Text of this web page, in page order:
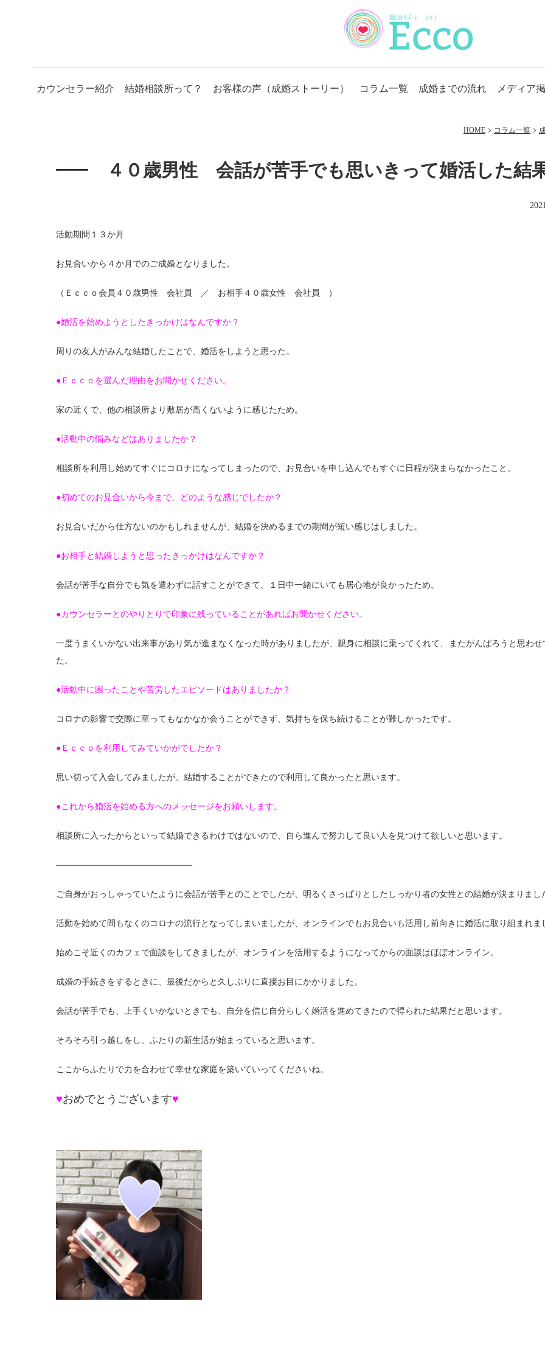
カウンセラー紹介 結婚相談所って？ お客様の声（成婚ストーリー） コラム一覧 成婚までの流れ メディア
HOME コラム一覧
４０歳男性 会話が苦手でも思いきって婚活した結
活動期間１３か月
お見合いから４か月でのご成婚となりました。
（Ｅｃｃｏ会員４０歳男性 会社員 ／ お相手４０歳女性 会社員 ）
●婚活を始めようとしたきっかけはなんですか？
周りの友人がみんな結婚したことで、婚活をしようと思った。
●Ｅｃｃｏを選んだ理由をお聞かせください。
家の近くで、他の相談所より敷居が高くないように感じたため。
●活動中の悩みなどはありましたか？
相談所を利用し始めてすぐにコロナになってしまったので、お見合いを申し込んでもすぐに日程が決まらなかったこと。
●初めてのお見合いから今まで、どのような感じでしたか？
お見合いだから仕方ないのかもしれませんが、結婚を決めるまでの期間が短い感じはしました。
●お相手と結婚しようと思ったきっかけはなんですか？
会話が苦手な自分でも気を遣わずに話すことができて、１日中一緒にいても居心地が良かったため。
●カウンセラーとのやりとりで印象に残っていることがあればお聞かせください。
一度うまくいかない出来事があり気が進まなくなった時がありましたが、親身に相談に乗ってくれて、またがんばろうと思わせ
た。
●活動中に困ったことや苦労したエピソードはありましたか？
コロナの影響で交際に至ってもなかなか会うことができず、気持ちを保ち続けることが難しかったです。
●Ｅｃｃｏを利用してみていかがでしたか？
思い切って入会してみましたが、結婚することができたので利用して良かったと思います。
●これから婚活を始める方へのメッセージをお願いします。
相談所に入ったからといって結婚できるわけではないので、自ら進んで努力して良い人を見つけて欲しいと思います。
————————————————
ご自身がおっしゃっていたように会話が苦手とのことでしたが、明るくさっぱりとしたしっかり者の女性との結婚が決まりまし
活動を始めて間もなくのコロナの流行となってしまいましたが、オンラインでもお見合いも活用し前向きに婚活に取り組まれま
始めこそ近くのカフェで面談をしてきましたが、オンラインを活用するようになってからの面談はほぼオンライン。
成婚の手続きをするときに、最後だからと久しぶりに直接お目にかかりました。
会話が苦手でも、上手くいかないときでも、自分を信じ自分らしく婚活を進めてきたので得られた結果だと思います。
そろそろ引っ越しをし、ふたりの新生活が始まっていると思います。
ここからふたりで力を合わせて幸せな家庭を築いていってくださいね。
♥おめでとうございます♥